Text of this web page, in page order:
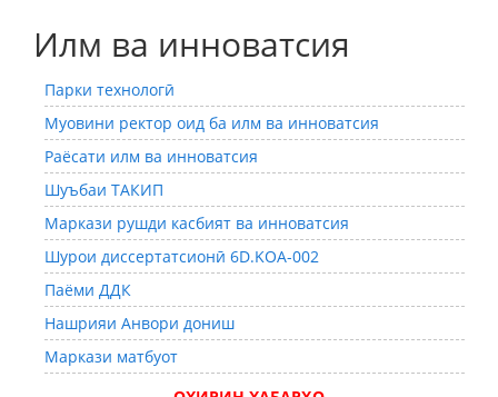
Илм ва инноватсия
Парки технологӣ
Муовини ректор оид ба илм ва инноватсия
Раёсати илм ва инноватсия
Шуъбаи ТАКИП
Маркази рушди касбият ва инноватсия
Шурои диссертатсионӣ 6D.KOA-002
Паёми ДДК
Нашрияи Анвори дониш
Маркази матбуот